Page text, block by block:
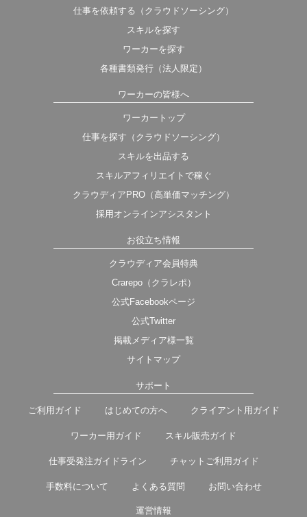
仕事を依頼する（クラウドソーシング）
スキルを探す
ワーカーを探す
各種書類発行（法人限定）
ワーカーの皆様へ
ワーカートップ
仕事を探す（クラウドソーシング）
スキルを出品する
スキルアフィリエイトで稼ぐ
クラウディアPRO（高単価マッチング）
採用オンラインアシスタント
お役立ち情報
クラウディア会員特典
Crarepo（クラレポ）
公式Facebookページ
公式Twitter
掲載メディア様一覧
サイトマップ
サポート
ご利用ガイド はじめての方へ クライアント用ガイド
ワーカー用ガイド スキル販売ガイド
仕事受発注ガイドライン チャットご利用ガイド
手数料について よくある質問 お問い合わせ
運営情報